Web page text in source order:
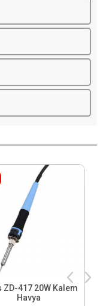
ZD-417 20W Kalem
Havya